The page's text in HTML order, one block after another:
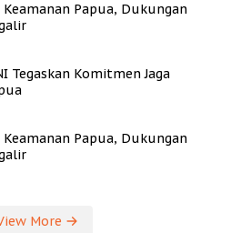
Papua, Dukungan
Tegaskan Komitmen Jaga
Papua, Dukungan
More